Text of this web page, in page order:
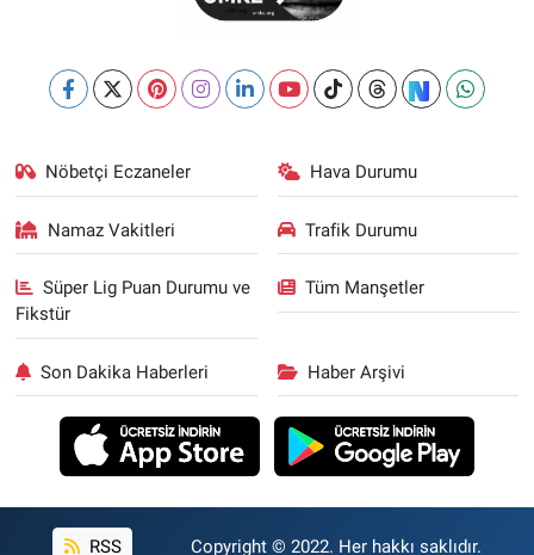
Nöbetçi Eczaneler Hava Durumu
Namaz Vakitleri Trafik Durumu
Süper Lig Puan Durumu ve
Fikstür
Tüm Manşetler
Son Dakika Haberleri Haber Arşivi
RSS Copyright © 2022. Her hakkı saklıdır.